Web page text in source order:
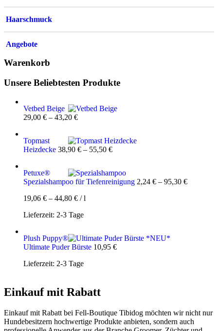
Haarschmuck
Angebote
Warenkorb
Unsere Beliebtesten Produkte
Vetbed Beige
29,00 € – 43,20 €
Topmast
Heizdecke 38,90 € – 55,50 €
Petuxe®
Spezialshampoo für Tiefenreinigung 2,24 € – 95,30 €
19,06 € – 44,80 € /l
Lieferzeit: 2-3 Tage
Plush Puppy®
Ultimate Puder Bürste 10,95 €
Lieferzeit: 2-3 Tage
Einkauf mit Rabatt
Einkauf mit Rabatt bei Fell-Boutique Tibidog möchten wir nicht nur
Hundebesitzern hochwertige Produkte anbieten, sondern auch